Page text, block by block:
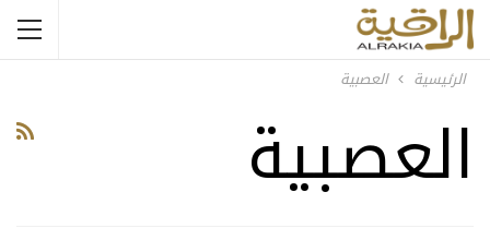
الرئيسية العصبية
العصبية